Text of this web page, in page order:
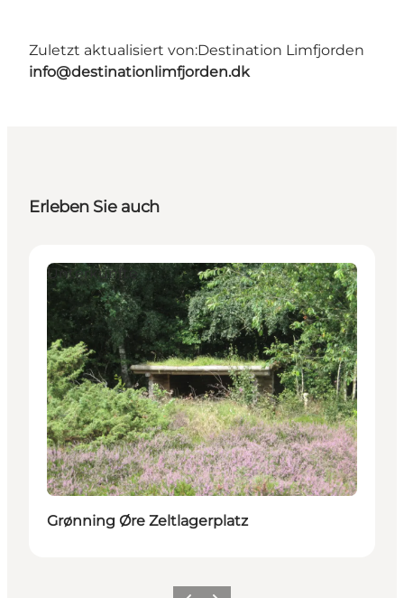
Zuletzt aktualisiert von:Destination Limfjorden
info@destinationlimfjorden.dk
Erleben Sie auch
Unterkünfte
Grønning Øre Zeltlagerplatz